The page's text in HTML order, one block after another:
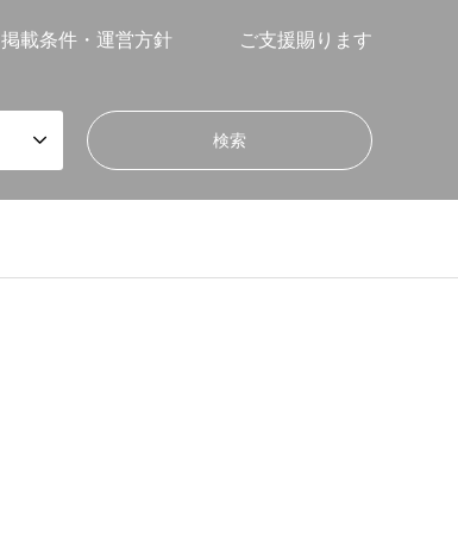
掲載条件・運営方針 ご支援賜ります